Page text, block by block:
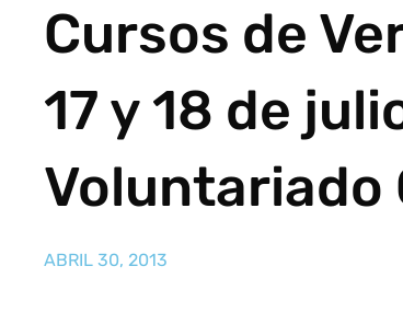
Cursos de
17 y 18 de
Voluntariado
ABRIL 30, 2013